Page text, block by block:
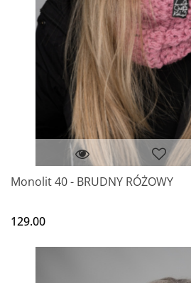
Monolit 40 - BRUDNY RÓŻOWY
129.00